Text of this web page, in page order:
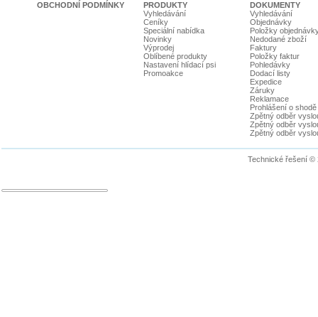
OBCHODNÍ PODMÍNKY
PRODUKTY
Vyhledávání
Ceníky
Speciální nabídka
Novinky
Výprodej
Oblíbené produkty
Nastavení hlídací psi
Promoakce
DOKUMENTY
Vyhledávání
Objednávky
Položky
Nedodané zboží
Faktury
Položky faktur
Pohledávky
Dodací listy
Expedice
Záruky
Reklamace
Prohlášení o shodě
Zpětný odběr
Zpětný odběr
Zpětný odběr
Technické řešení ©